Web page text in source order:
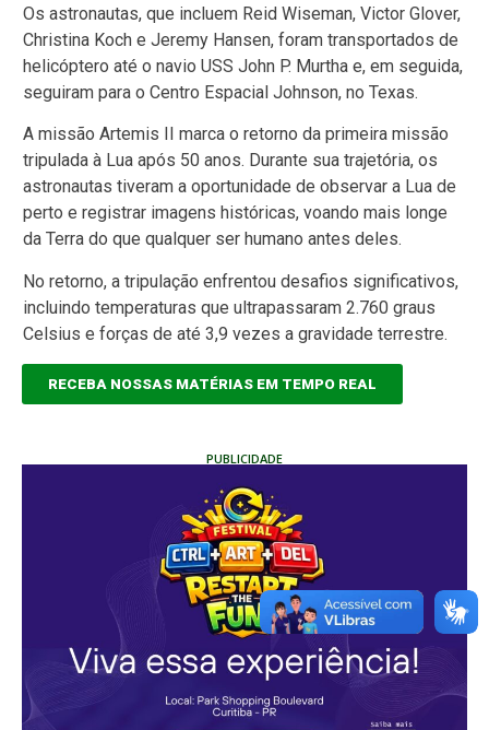
Os astronautas, que incluem Reid Wiseman, Victor Glover,
Christina Koch e Jeremy Hansen, foram transportados de
helicóptero até o navio USS John P. Murtha e, em seguida,
seguiram para o Centro Espacial Johnson, no Texas.
A missão Artemis II marca o retorno da primeira missão
tripulada à Lua após 50 anos. Durante sua trajetória, os
astronautas tiveram a oportunidade de observar a Lua de
perto e registrar imagens históricas, voando mais longe
da Terra do que qualquer ser humano antes deles.
No retorno, a tripulação enfrentou desafios significativos,
incluindo temperaturas que ultrapassaram 2.760 graus
Celsius e forças de até 3,9 vezes a gravidade terrestre.
RECEBA NOSSAS MATÉRIAS EM TEMPO REAL
PUBLICIDADE